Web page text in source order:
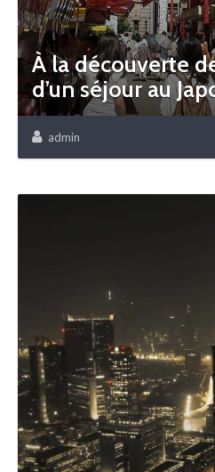
À la découverte
d’un séjour au
admin